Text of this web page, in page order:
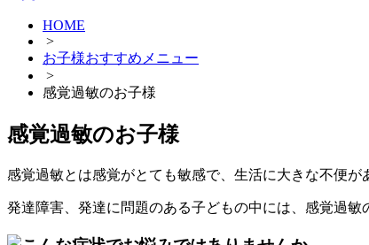
HOME
>
お子様おすすめメニュー
>
感覚過敏のお子様
感覚過敏のお子様
感覚過敏とは感覚がとても敏感で、生活に大きな不便が
発達障害、発達に問題のある子どもの中には、感覚過